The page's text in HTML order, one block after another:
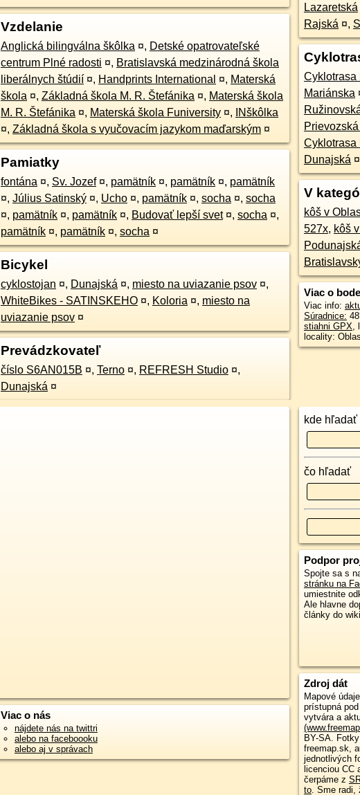
Vzdelanie
Anglická bilingválna škôlka ¤, Detské opatrovateľské
centrum Plné radosti ¤, Bratislavská medzinárodná škola
liberálnych štúdií ¤, Handprints International ¤, Materská
škola ¤, Základná škola M. R. Štefánika ¤, Materská škola
M. R. Štefánika ¤, Materská škola Funiversity ¤,
INškôlka
¤, Základná škola s vyučovacím jazykom maďarským ¤
Pamiatky
fontána ¤, Sv. Jozef ¤, pamätník ¤, pamätník ¤, pamätník
¤, Július Satinský ¤, Ucho ¤, pamätník ¤, socha ¤, socha
¤, pamätník ¤, pamätník ¤, Budovať lepší svet ¤, socha ¤,
pamätník ¤, pamätník ¤, socha ¤
Bicykel
cyklostojan ¤, Dunajská ¤, miesto na uviazanie psov ¤,
WhiteBikes - SATINSKEHO ¤, Koloria ¤, miesto na
uviazanie psov ¤
Prevádzkovateľ
číslo S6AN015B ¤, Terno ¤, REFRESH Studio ¤,
Dunajská ¤
Lazaretská
Rajská ¤,
Cyklotrasa
Mariánska
Cyklotrasa
Dunajská ¤
V
kôš v
527x, kôš
Viac o bode
Viac info:
Súradnice:
stiahni GPX,
locality:
Viac o nás
nájdete nás na twittri
alebo na faceboooku
alebo aj v správach
kde hľadať
čo hľadať
Podpor
Spojte sa s
stránku na
umiestnite
Ale hlavne
články do
Zdroj dát
Mapové
prístupná
vytvára a
BY-SA.
freemap.sk,
jednotlivých
licenciou CC
čerpáme z
to. Sme radi,